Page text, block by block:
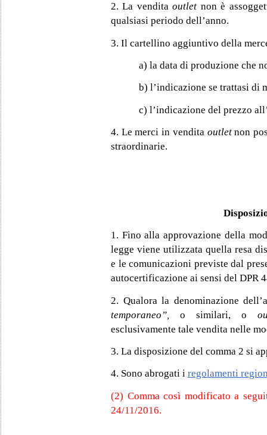
2. La venditaoutlet non è
qualsiasi periodo dell’anno.
3. Il cartellino aggiuntivo della
a) la data di produzione che
b) l’indicazione se trattasi di
c) l’indicazione del prezzo
4. Le merci in vendita outletnon
straordinarie.
1. Fino alla approvazione della
legge viene utilizzata quella resa
e le comunicazioni previste dal
autocertificazione ai sensi del DPR
2. Qualora la denominazione
temporaneo”, o similari, o
esclusivamente tale vendita nelle
3. La disposizione del comma 2 si
4. Sono abrogati i regolamenti
(2) Comma così modificato a
24/11/2016.